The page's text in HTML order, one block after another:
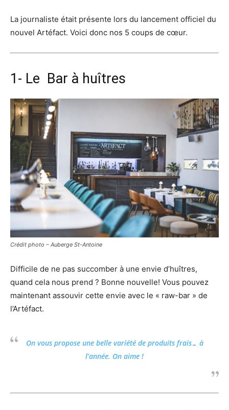
La journaliste était présente lors du lancement officiel du
nouvel Artéfact. Voici donc nos 5 coups de cœur.
1- Le Bar à huîtres
Crédit photo – Auberge St-Antoine
Difficile de ne pas succomber à une envie d’huîtres,
quand cela nous prend ? Bonne nouvelle! Vous pouvez
maintenant assouvir cette envie avec le « raw-bar » de
l’Artéfact.
On vous propose une belle variété de produits frais… à
l’année. On aime !